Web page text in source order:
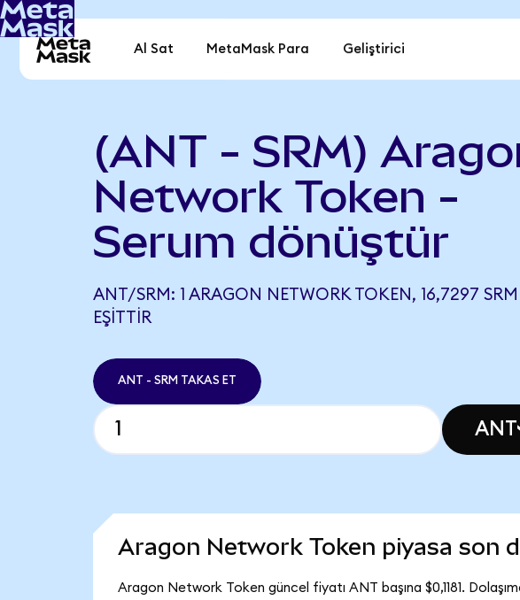
Al Sat MetaMask Para Geliştirici
(ANT - SRM)
Network Token -
Serum dönüştür
ANT/SRM: 1 ARAGON NETWORK TOKEN, 16,7297 SRM
EŞITTIR
ANT - SRM TAKAS ET
ANT
Aragon Network Token piyasa son
Aragon Network Token güncel fiyatı ANT başına $0,1181.